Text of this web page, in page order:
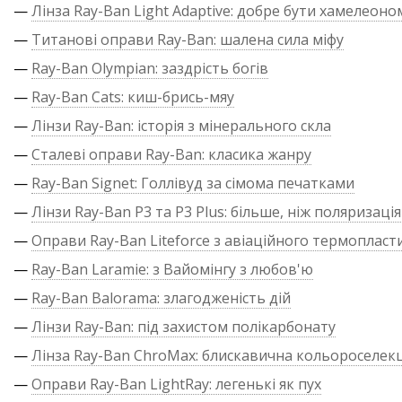
—Лінза Ray-Ban Light Adaptive: добре бути
— Титанові оправи Ray-Ban: шалена сила міфу
— Ray-Ban Olympian: заздрість богів
— Ray-Ban Cats: киш-брись-мяу
—Лінзи Ray-Ban: історія з мінерального скла
—Сталеві оправи Ray-Ban: класика жанру
— Ray-Ban Signet: Голлівуд за сімома печатками
—Лінзи Ray-Ban P3 та P3 Plus: більше, ніж поляризація
—Оправи Ray-Ban Liteforce з авіаційного
— Ray-Ban Laramie: з Вайомінгу з любов'ю
— Ray-Ban Balorama: злагодженість дій
—Лінзи Ray-Ban: під захистом полікарбонату
—Лінза Ray-Ban ChroMax: блискавична
—Оправи Ray-Ban LightRay: легенькі як пух